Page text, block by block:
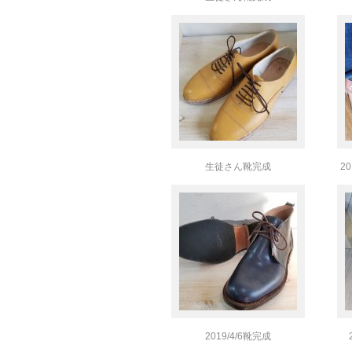
生徒さん靴完成
2019/4/6靴完成